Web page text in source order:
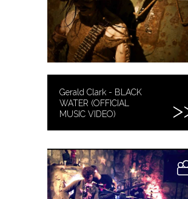
Gerald Clark - BLACK
WATER (OFFICIAL
MUSIC VIDEO)